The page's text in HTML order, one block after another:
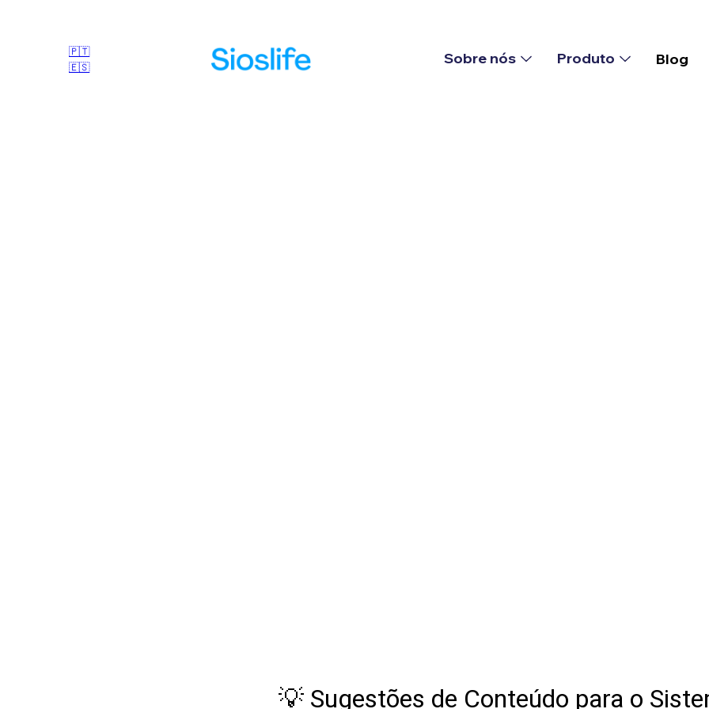
🇵🇹
🇪🇸
Sobre nós Produto Blog